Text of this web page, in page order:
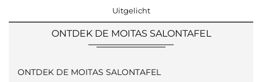
Uitgelicht
ONTDEK DE MOITAS SALONTAFEL
ONTDEK DE MOITAS SALONTAFEL